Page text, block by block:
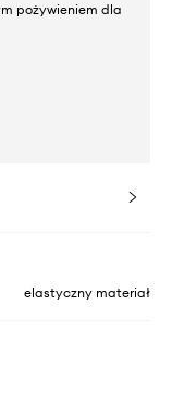
pożywieniem dla
elastyczny materiał